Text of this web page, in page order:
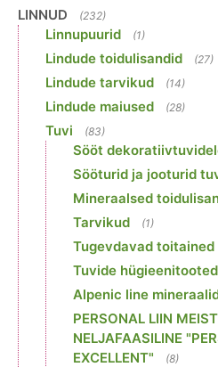
LINNUD (232)
Linnupuurid (1)
Lindude toidulisandid (27)
Lindude tarvikud (14)
Lindude maiused (28)
Tuvi (83)
Sööt
Sööturid ja jooturid
Mineraalsed
Tarvikud (1)
Tugevdavad
Tuvide hügieenitooted
Alpenic line
PERSONAL LIIN
NELJAFAASILINE
EXCELLENT"
(8)